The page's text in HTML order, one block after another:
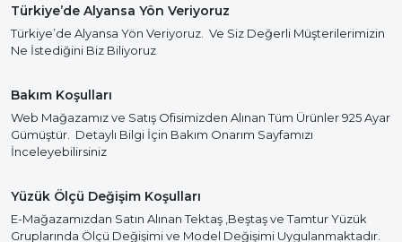
Türkiye’de Alyansa Yön Veriyoruz
Türkiye’de Alyansa Yön Veriyoruz. Ve Siz Değerli Müşterilerimizin
Ne İstediğini Biz Biliyoruz
Bakım Koşulları
Web Mağazamız ve Satış Ofisimizden Alınan Tüm Ürünler 925 Ayar
Gümüştür. Detaylı Bilgi İçin Bakım Onarım Sayfamızı
İnceleyebilirsiniz
Yüzük Ölçü Değişim Koşulları
E-Mağazamızdan Satın Alınan Tektaş ,Beştaş ve Tamtur Yüzük
Gruplarında Ölçü Değişimi ve Model Değişimi Uygulanmaktadır.